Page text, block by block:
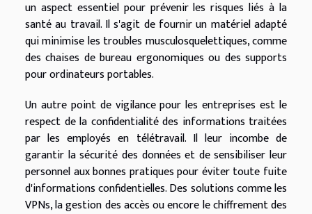
un aspect essentiel pour prévenir les risques liés à la
santé au travail. Il s'agit de fournir un matériel adapté
qui minimise les troubles musculosquelettiques, comme
des chaises de bureau ergonomiques ou des supports
pour ordinateurs portables.
Un autre point de vigilance pour les entreprises est le
respect de la confidentialité des informations traitées
par les employés en télétravail. Il leur incombe de
garantir la sécurité des données et de sensibiliser leur
personnel aux bonnes pratiques pour éviter toute fuite
d'informations confidentielles. Des solutions comme les
VPNs, la gestion des accès ou encore le chiffrement des